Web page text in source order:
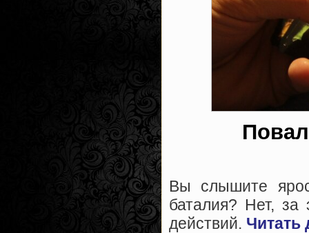
Вы слышите
баталия? Нет, за
действий. Читать